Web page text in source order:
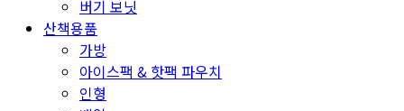
버기 보닛
산책용품
가방
아이스팩 & 핫팩 파우치
인형